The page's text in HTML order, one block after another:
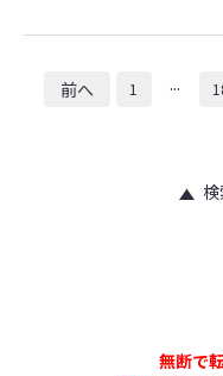
前へ 1 ...
無断で